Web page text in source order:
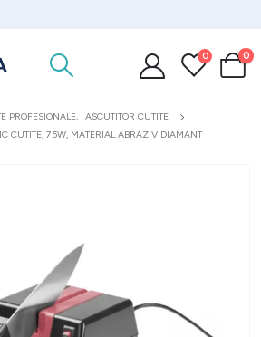
0 0
PROFESIONALE,
ASCUTITOR CUTITE
CUTITE, 75W, MATERIAL ABRAZIV DIAMANT